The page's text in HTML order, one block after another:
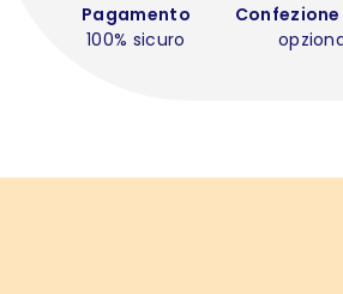
Pagamento
100% sicuro